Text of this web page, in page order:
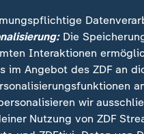
Osterer warnt, dass
das iranische Regime
Unterdrückung der
verschärfen.
Die
Interaktionen
im Angebot des ZDF an
wir
Nutzung von ZDF